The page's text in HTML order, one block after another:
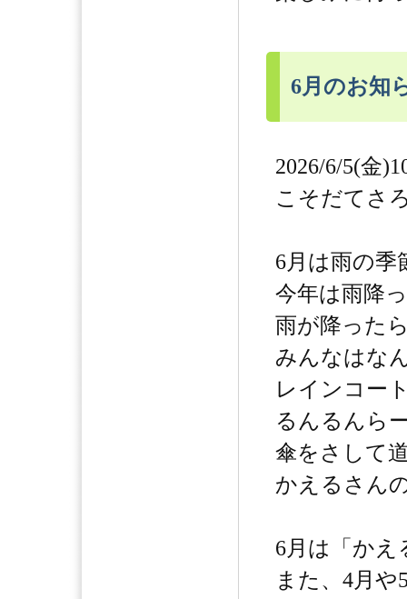
6月のお知
2026/6/5(金
こそだてさ
6月は雨の季
今年は雨降
雨が降った
みんなはな
レインコー
るんるんら
傘をさして
かえるさん
6月は「かえ
また、4月